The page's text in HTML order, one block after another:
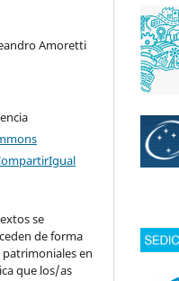
Amoretti
se
de forma
patrimoniales en
que los/as